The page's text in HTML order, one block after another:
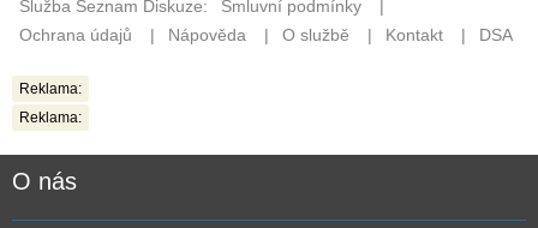
Reklama:
Reklama:
O nás